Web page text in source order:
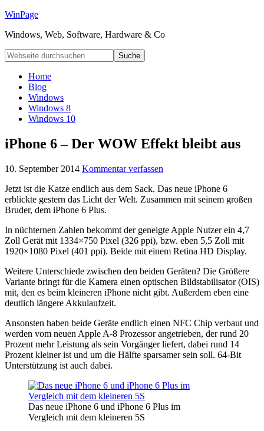
WinPage
Windows, Web, Software, Hardware & Co
Home
Blog
Windows
Windows 8
Windows 10
iPhone 6 – Der WOW Effekt bleibt aus
10. September 2014 Kommentar verfassen
Jetzt ist die Katze endlich aus dem Sack. Das neue iPhone 6
erblickte gestern das Licht der Welt. Zusammen mit seinem großen
Bruder, dem iPhone 6 Plus.
In nüchternen Zahlen bekommt der geneigte Apple Nutzer ein 4,7
Zoll Gerät mit 1334×750 Pixel (326 ppi), bzw. eben 5,5 Zoll mit
1920×1080 Pixel (401 ppi). Beide mit einem Retina HD Display.
Weitere Unterschiede zwischen den beiden Geräten? Die Größere
Variante bringt für die Kamera einen optischen Bildstabilisator (OIS)
mit, den es beim kleineren iPhone nicht gibt. Außerdem eben eine
deutlich längere Akkulaufzeit.
Ansonsten haben beide Geräte endlich einen NFC Chip verbaut und
werden vom neuen Apple A-8 Prozessor angetrieben, der rund 20
Prozent mehr Leistung als sein Vorgänger liefert, dabei rund 14
Prozent kleiner ist und um die Hälfte sparsamer sein soll. 64-Bit
Unterstützung ist auch dabei.
Das neue iPhone 6 und iPhone 6 Plus im
Vergleich mit dem kleineren 5S